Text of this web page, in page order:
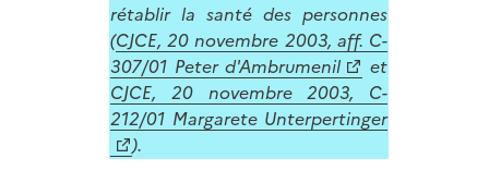
rétablir la santé des personnes
(CJCE, 20 novembre 2003, aff. C-
307/01 Peter d'Ambrumenil
et
CJCE, 20 novembre 2003, C-
212/01 Margarete Unterpertinger
).